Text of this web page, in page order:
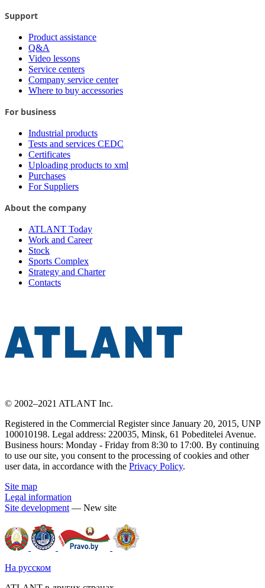
Support
Product assistance
Q&A
Video lessons
Service centers
Company service center
Where to buy accessories
For business
Industrial products
Tests and services CEDC
Certificates
Uploading products to xml
Purchases
For Suppliers
About the company
ATLANT Today
Work and Career
Stock
Sports Complex
Strategy and Charter
Contacts
© 2002–2021 ATLANT Inc.
Registered in the Commercial Register since January 20, 2015, UNP
100010198. Legal address: 220035, Minsk, 61 Pobeditelei Avenue.
Business hours: Monday - Friday from 8:30 to 17:00. By continuing
to use our site, you consent to the processing of cookies and other
user data, in accordance with the Privacy Policy.
Site map
Legal information
Site development — New site
На русском